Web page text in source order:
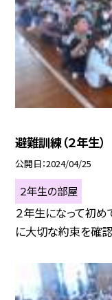
避難訓練（２年生）
公開日 2024/04/25
２年生の部屋
２年生になって初め
に大切な約束を確認